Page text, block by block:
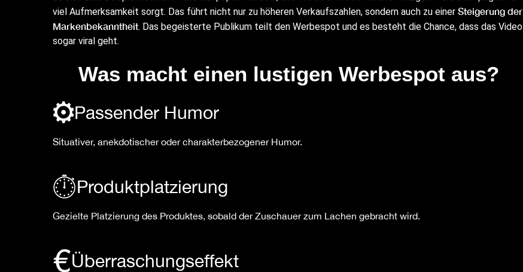
viel Aufmerksamkeit sorgt. Das führt nicht nur zu höheren Verkaufszahlen, sondern auch zu einer Steigerung der
Markenbekanntheit. Das begeisterte Publikum teilt den Werbespot und es besteht die Chance, dass das Video
sogar viral geht.
Was macht einen lustigen Werbespot aus?
Passender Humor
Situativer, anekdotischer oder charakterbezogener Humor.
Produktplatzierung
Gezielte Platzierung des Produktes, sobald der Zuschauer zum Lachen gebracht wird.
Überraschungseffekt